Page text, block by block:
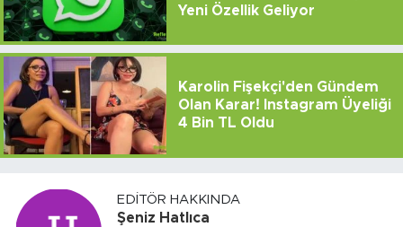
Yeni Özellik Geliyor
Karolin Fişekçi'den Gündem
Olan Karar! Instagram Üyeliği
4 Bin TL Oldu
EDITÖR HAKKINDA
Şeniz Hatlıca